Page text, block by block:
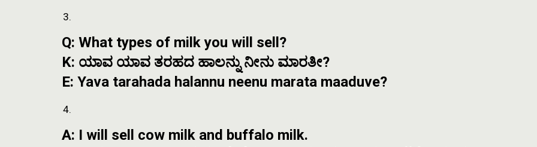
Q: What types of milk you will sell?
K: ಯಾವ ಯಾವ ತರಹದ ಹಾಲನ್ನು ನೀನು ಮಾರತೀ?
E: Yava tarahada halannu neenu marata maaduve?
A: I will sell cow milk and buffalo milk.